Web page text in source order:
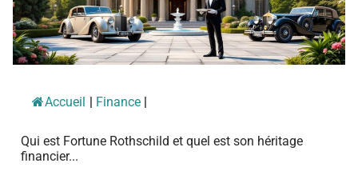
Accueil | Finance |
Qui est Fortune Rothschild et quel est son héritage
financier...